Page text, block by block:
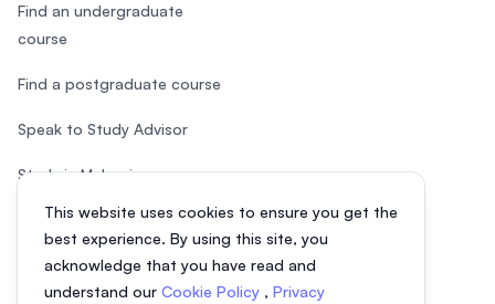
This website uses cookies to ensure you get the
best experience. By using this site, you
acknowledge that you have read and
understand our Cookie Policy , Privacy
Find an undergraduate
course
Find a postgraduate course
Speak to Study Advisor
Study in Malaysia
Check your eligibility